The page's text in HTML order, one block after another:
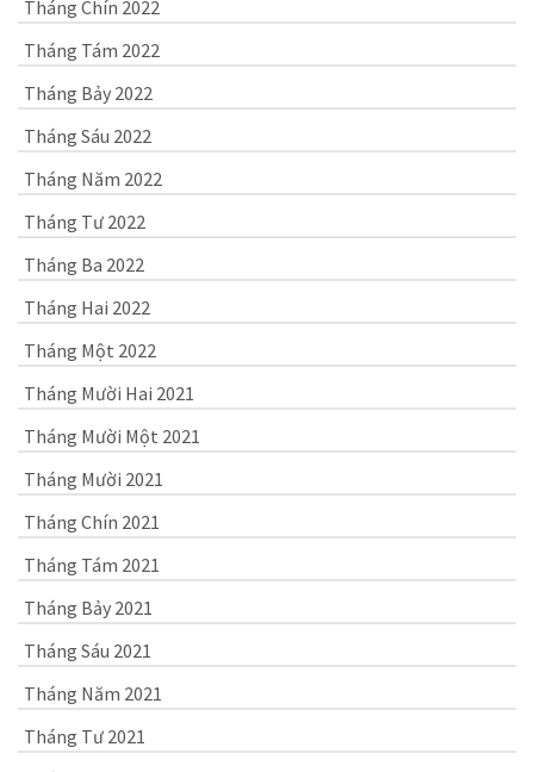
Tháng Chín 2022
Tháng Tám 2022
Tháng Bảy 2022
Tháng Sáu 2022
Tháng Năm 2022
Tháng Tư 2022
Tháng Ba 2022
Tháng Hai 2022
Tháng Một 2022
Tháng Mười Hai 2021
Tháng Mười Một 2021
Tháng Mười 2021
Tháng Chín 2021
Tháng Tám 2021
Tháng Bảy 2021
Tháng Sáu 2021
Tháng Năm 2021
Tháng Tư 2021